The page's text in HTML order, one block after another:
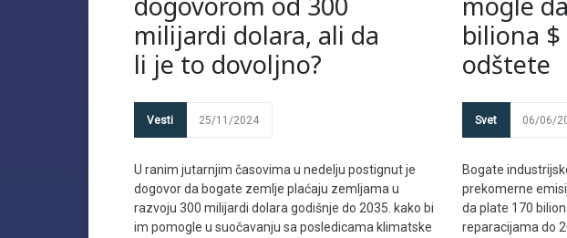
milijardi dolara, ali da
li je to dovoljno?
Vesti 25/11/2024
U ranim jutarnjim časovima u nedelju postignut je
dogovor da bogate zemlje plaćaju zemljama u
razvoju 300 milijardi dolara godišnje do 2035. kako bi
im pomogle u suočavanju sa posledicama klimatske
biliona
odštete
Svet 06/06/
Bogate
prekomerne
da plate 170
reparacijama do